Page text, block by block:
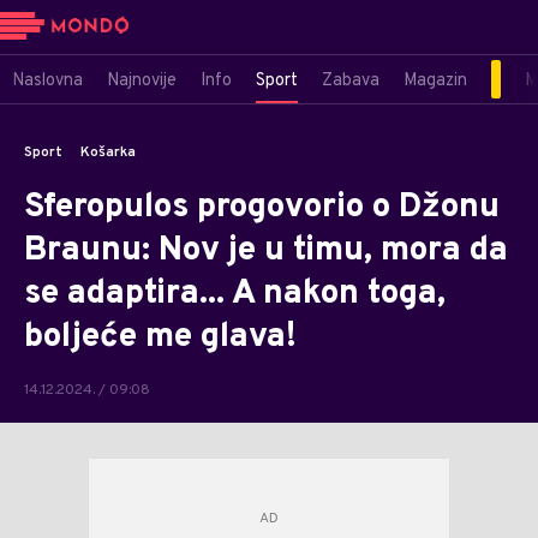
Naslovna Najnovije Info Sport Zabava Magazin
Sport Košarka
Sferopulos progovorio o Džonu
Braunu: Nov je u timu, mora da
se adaptira... A nakon toga,
boljeće me glava!
14.12.2024. / 09:08